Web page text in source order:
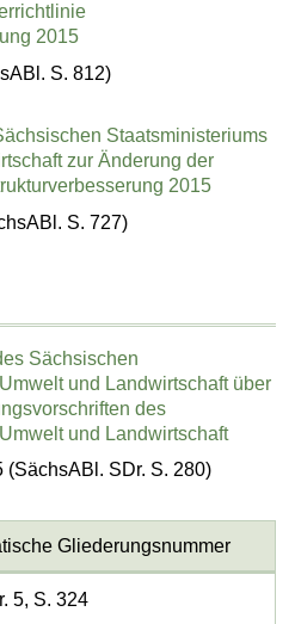
2015
S. 812)
Staatsministeriums
zur Änderung der
2015
S. 727)
Sächsischen
und Landwirtschaft über
des
und Landwirtschaft
(SächsABl. SDr. S. 280)
Gliederungsnummer
5, S. 324